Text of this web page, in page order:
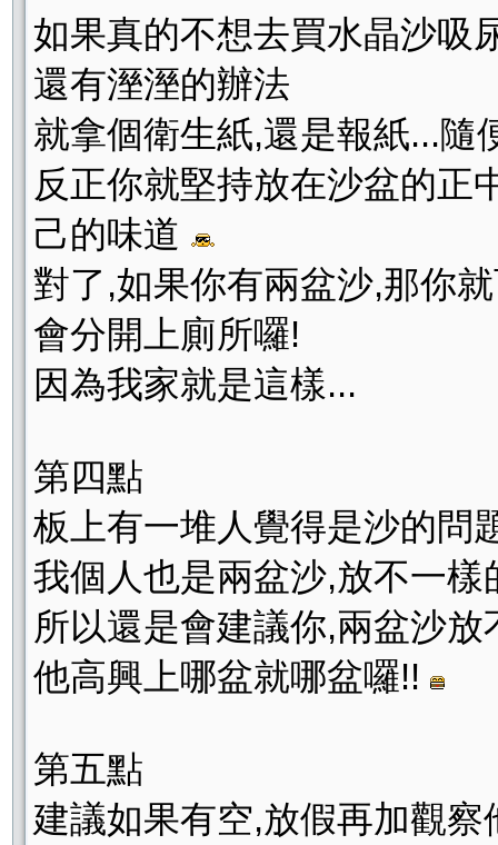
如果真的不想去買水晶沙吸
還有溼溼的辦法
就拿個衛生紙,還是報紙...隨
反正你就堅持放在沙盆的正
己的味道
對了,如果你有兩盆沙,那你
會分開上廁所囉!
因為我家就是這樣...
第四點
板上有一堆人覺得是沙的問
我個人也是兩盆沙,放不一樣
所以還是會建議你,兩盆沙放
他高興上哪盆就哪盆囉!!
第五點
建議如果有空,放假再加觀察